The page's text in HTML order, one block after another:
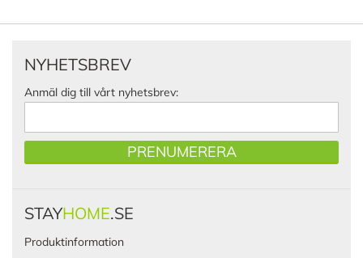
NYHETSBREV
Anmäl dig till vårt nyhetsbrev:
PRENUMERERA
STAYHOME.SE
Produktinformation